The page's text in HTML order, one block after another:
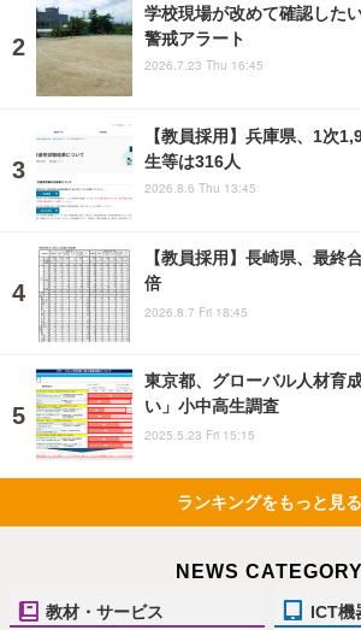
学校現場が改めて確認した
警戒アラート
2026.7.23 Thu 16:45
【教員採用】兵庫県、1次
生等は316人
2026.8.6 Thu 13:45
【教員採用】長崎県、最
倍
2026.8.7 Fri 18:45
東京都、グローバル人材育
い」小中高生調査
2025.5.23 Fri 15:15
ランキングをもっと見る
NEWS CATEGORY
教材・サービス ICT機